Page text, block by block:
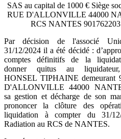
SAS au capital de 1000 € Siège
RUE D'ALLONVILLE 44000
RCS NANTES 901762203
Par décision de l'associé
31/12/2024 il a été décidé :
comptes définitifs de la
donner quitus au
HONSEL TIPHAINE demeurant
D'ALLONVILLE 44000
sa gestion et décharge de son
prononcer la clôture des
liquidation à compter du 31/
Radiation au RCS de NANTES.